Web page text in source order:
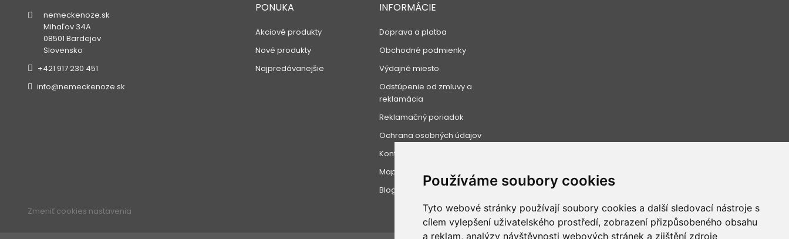
Používáme soubory cookies
Tyto webové stránky používají soubory cookies a další sledovací nástroje s
cílem vylepšení uživatelského prostředí, zobrazení přizpůsobeného obsahu
a reklam, analýzy návštěvnosti webových stránek a zjištění zdroje
nemeckenoze.sk
Mihaľov 34A
08501 Bardejov
Slovensko
+421 917 230 451
info@nemeckenoze.sk
PONUKA
Akciové produkty
Nové produkty
Najpredávanejšie
INFORMÁCIE
Doprava a platba
Obchodné podmienky
Výdajné miesto
Odstúpenie od zmluvy a
reklamácia
Reklamačný poriadok
Ochrana osobných údajov
Kontaktujte nás
Mapa stránky
Blog
Zmeniť cookies nastavenia